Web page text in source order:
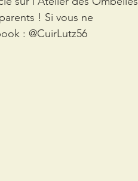
! Si vous ne
: @CuirLutz56